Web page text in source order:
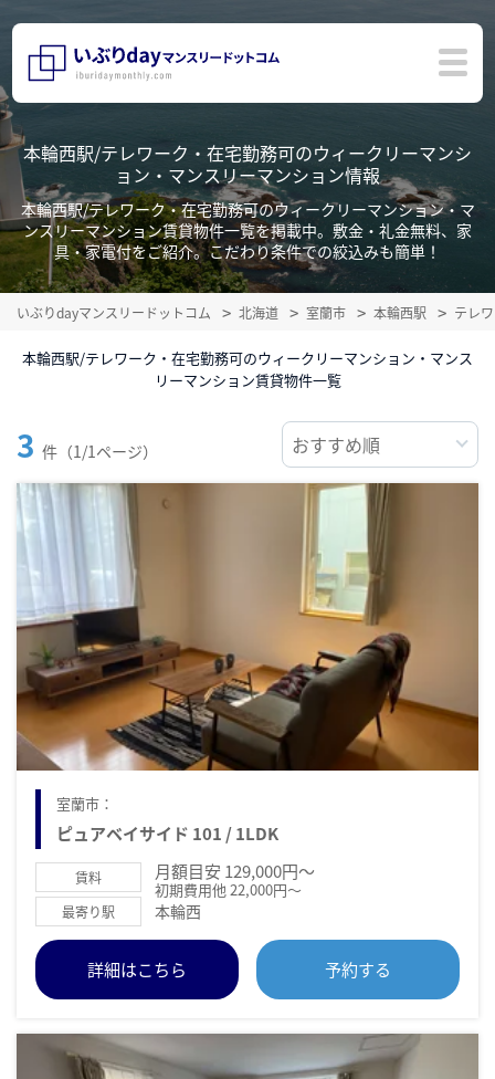
本輪西駅/テレワーク・在宅勤務可のウィークリーマンシ
ョン・マンスリーマンション情報
本輪西駅/テレワーク・在宅勤務可のウィークリーマンション・マ
ンスリーマンション賃貸物件一覧を掲載中。敷金・礼金無料、家
具・家電付をご紹介。こだわり条件での絞込みも簡単！
いぶりdayマンスリードットコム 北海道 室蘭市 本輪西駅 テレ
本輪西駅/テレワーク・在宅勤務可のウィークリーマンション・マンス
リーマンション賃貸物件一覧
3 件（1/1ページ）
室蘭市：
ピュアベイサイド 101 / 1LDK
賃料 月額目安 129,000円～
初期費用他 22,000円～
最寄り駅 本輪西
詳細はこちら 予約する